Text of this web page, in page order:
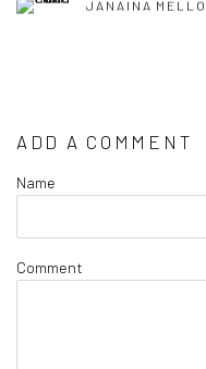
JANAINA
ADD A COMMENT
Name
Comment